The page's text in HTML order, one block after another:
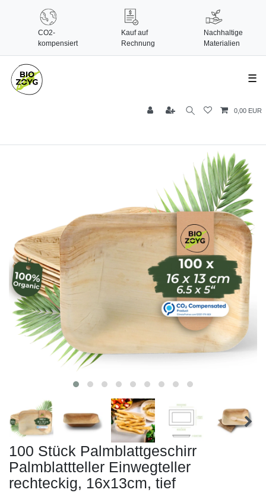
CO2-
kompensiert
Kauf auf
Rechnung
Nachhaltige
Materialien
☰
0,00 EUR
100 Stück Palmblattgeschirr
Palmblattteller Einwegteller
rechteckig, 16x13cm, tief